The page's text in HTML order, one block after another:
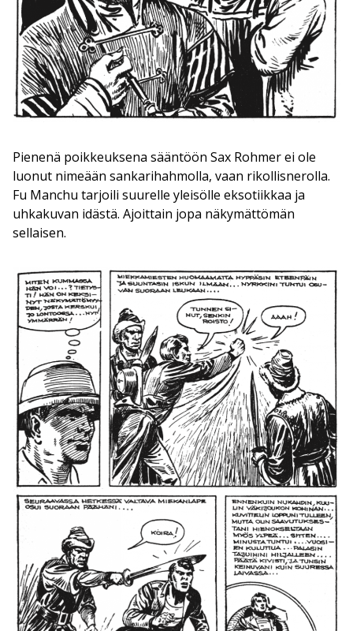
Pienenä poikkeuksena sääntöön Sax Rohmer ei ole
luonut nimeään sankarihahmolla, vaan rikollisnerolla.
Fu Manchu tarjoili suurelle yleisölle eksotiikkaa ja
uhkakuvan idästä. Ajoittain jopa näkymättömän
sellaisen.